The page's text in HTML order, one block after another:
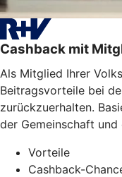
Cashback mit
Als Mitglied Ihrer
Beitragsvorteile bei
zurückzuerhalten.
der Gemeinschaft
Vorteile
Cashback-